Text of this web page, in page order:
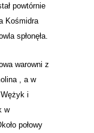
powtórnie
Kośmidra
spłonęła.
warowni z
, a w
i
w
połowy